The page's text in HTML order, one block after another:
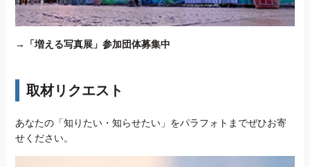
→ 「増える写真展」参加団体募集中
取材リクエスト
あなたの「知りたい・知らせたい」をパラフォトまでぜひお寄
せください。